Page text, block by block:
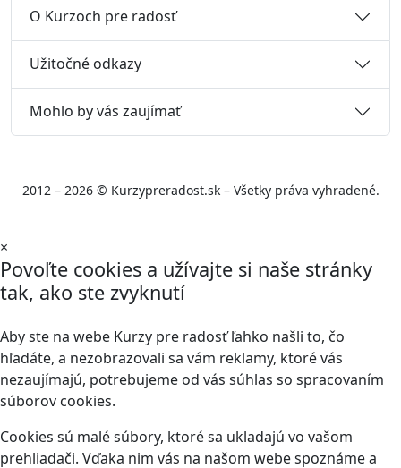
O Kurzoch pre radosť
Užitočné odkazy
Mohlo by vás zaujímať
2012 – 2026 © Kurzypreradost.sk – Všetky práva vyhradené.
×
Povoľte cookies a užívajte si naše stránky
tak, ako ste zvyknutí
Aby ste na webe Kurzy pre radosť ľahko našli to, čo
hľadáte, a nezobrazovali sa vám reklamy, ktoré vás
nezaujímajú, potrebujeme od vás súhlas so spracovaním
súborov cookies.
Cookies sú malé súbory, ktoré sa ukladajú vo vašom
prehliadači. Vďaka nim vás na našom webe spoznáme a